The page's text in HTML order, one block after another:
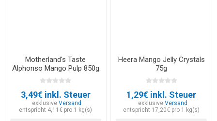
Motherland's Taste
Alphonso Mango Pulp 850g
3,49€ inkl. Steuer
exklusiveVersand
entspricht 4,11€ pro 1 kg(s)
Heera Mango Jelly Crystals
75g
1,29€ inkl. Steuer
exklusive Versand
entspricht 17,20€ pro 1 kg(s)